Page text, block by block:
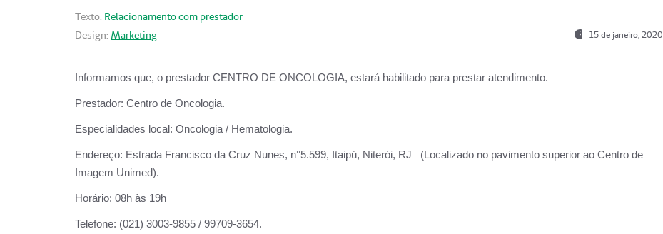
Texto: Relacionamento com prestador
Design: Marketing 15 de janeiro, 2020
Informamos que, o prestador CENTRO DE ONCOLOGIA, estará habilitado para prestar atendimento.
Prestador: Centro de Oncologia.
Especialidades local: Oncologia / Hematologia.
Endereço: Estrada Francisco da Cruz Nunes, n°5.599, Itaipú, Niterói, RJ (Localizado no pavimento superior ao Centro de
Imagem Unimed).
Horário: 08h às 19h
Telefone: (021) 3003-9855 / 99709-3654.